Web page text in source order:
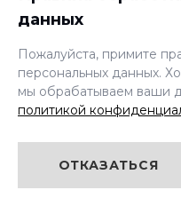
Нам
данных
Пожалуйста, примите
персональных данных.
мы обрабатываем ваши
политикой
ОТКАЗАТЬСЯ